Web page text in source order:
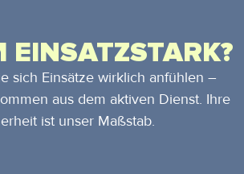
EINSATZSTARK?
sich Einsätze wirklich anfühlen –
aus dem aktiven Dienst. Ihre
ist unser Maßstab.